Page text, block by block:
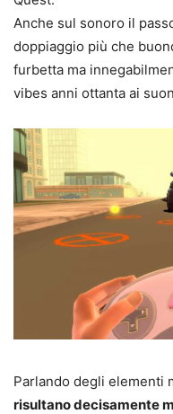
Anche sul sonoro il
doppiaggio più che
furbetta ma
vibes anni ottanta ai
Parlando degli elementi
risultano decisamente